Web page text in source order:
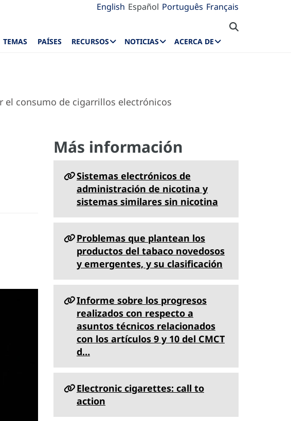
English Español Português Français
TEMAS PAÍSES RECURSOS NOTICIAS ACERCA DE
el consumo de cigarrillos electrónicos
Más información
Sistemas electrónicos de
administración de nicotina y
sistemas similares sin nicotina
Problemas que plantean los
productos del tabaco novedosos
y emergentes, y su clasificación
Informe sobre los progresos
realizados con respecto a
asuntos técnicos relacionados
con los artículos 9 y 10 del CMCT
d…
Electronic cigarettes: call to
action